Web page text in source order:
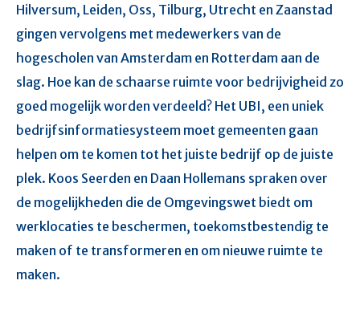
Hilversum, Leiden, Oss, Tilburg, Utrecht en Zaanstad
gingen vervolgens met medewerkers van de
hogescholen van Amsterdam en Rotterdam aan de
slag. Hoe kan de schaarse ruimte voor bedrijvigheid zo
goed mogelijk worden verdeeld? Het UBI, een uniek
bedrijfsinformatiesysteem moet gemeenten gaan
helpen om te komen tot het juiste bedrijf op de juiste
plek. Koos Seerden en Daan Hollemans spraken over
de mogelijkheden die de Omgevingswet biedt om
werklocaties te beschermen, toekomstbestendig te
maken of te transformeren en om nieuwe ruimte te
maken.